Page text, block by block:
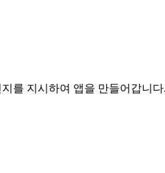
를 지시하여 앱을 만들어갑니